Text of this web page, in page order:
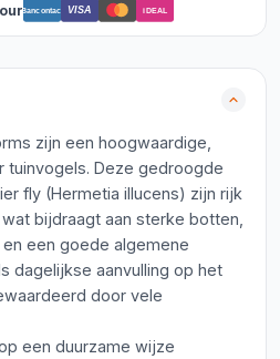
Bancontact VISA iDEAL
zijn een hoogwaardige,
tuinvogels. Deze gedroogde
fly (Hermetia illucens) zijn rijk
bijdraagt aan sterke botten,
een goede algemene
dagelijkse aanvulling op het
door vele
een duurzame wijze